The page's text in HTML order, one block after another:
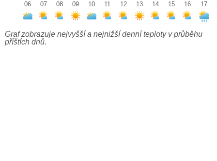
06
07
08
09
10
11
12
13
14
15
16
17
Graf zobrazuje nejvyšší a nejnižší denní teploty v průběhu
příštích dnů.